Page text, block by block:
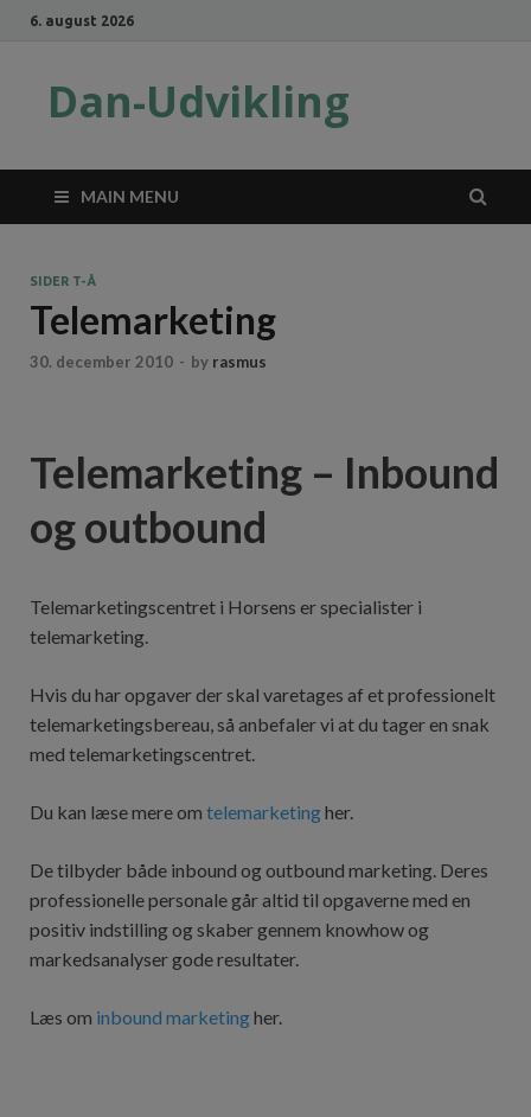
6. august 2026
Dan-Udvikling
MAIN MENU
SIDER T-Å
Telemarketing
30. december 2010 - by rasmus
Telemarketing – Inbound
og outbound
Telemarketingscentret i Horsens er specialister i
telemarketing.
Hvis du har opgaver der skal varetages af et professionelt
telemarketingsbereau, så anbefaler vi at du tager en snak
med telemarketingscentret.
Du kan læse mere om telemarketingher.
De tilbyder både inbound og outbound marketing. Deres
professionelle personale går altid til opgaverne med en
positiv indstilling og skaber gennem knowhow og
markedsanalyser gode resultater.
Læs om inbound marketingher.